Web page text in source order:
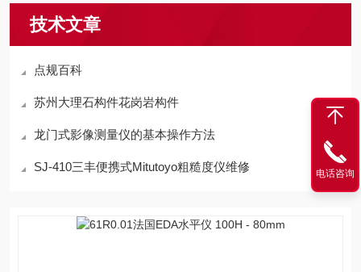
技术文章
点规百科
苏州大理石构件花岗岩构件
龙门式影像测量仪的基本操作方法
SJ-410三丰便携式Mitutoyo粗糙度仪维修
电话咨询